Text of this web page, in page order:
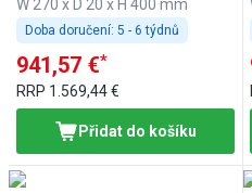
W 270 x D 20 x H 400 mm
Doba doručení: 5 - 6 týdnů
941,57 €*
RRP 1.569,44 €
Přidat do košíku